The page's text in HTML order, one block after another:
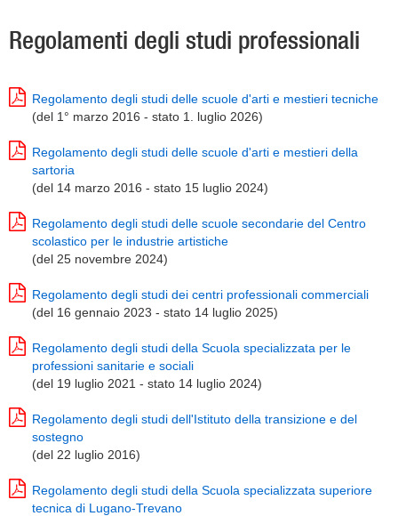
Regolamenti degli studi professionali
Regolamento degli studi delle scuole d'arti e mestieri tecniche
(del 1° marzo 2016 - stato 1. luglio 2026)
Regolamento degli studi delle scuole d'arti e mestieri della
sartoria
(del 14 marzo 2016 - stato 15 luglio 2024)
Regolamento degli studi delle scuole secondarie del Centro
scolastico per le industrie artistiche
(del 25 novembre 2024)
Regolamento degli studi dei centri professionali commerciali
(del 16 gennaio 2023 - stato 14 luglio 2025)
Regolamento degli studi della Scuola specializzata per le
professioni sanitarie e sociali
(del 19 luglio 2021 - stato 14 luglio 2024)
Regolamento degli studi dell'Istituto della transizione e del
sostegno
(del 22 luglio 2016)
Regolamento degli studi della Scuola specializzata superiore
tecnica di Lugano-Trevano